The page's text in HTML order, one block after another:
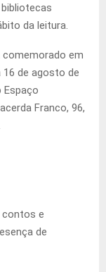
da leitura.
comemorado em
de agosto de
Espaço
Franco, 96,
contos e
de